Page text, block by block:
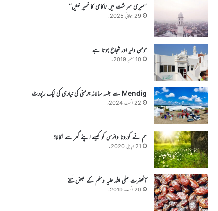
’’میری سر شت میں ناکامی کا خمیر نہیں‘‘
29 جولائی 2025ء
مومن دلیر اور شجاع ہوتا ہے
10 ستمبر 2019ء
Mendig سے جلسہ سالانہ جرمنی کی تیاری کی ایک رپورٹ
22 اگست 2024ء
ہم نے کورونا وائرس کو کیسے اپنے گھر سے نکالا؟
21 اپریل 2020ء
آنحضرت صلی اللہ علیہ وسلم کے بعض نسخے
20 اگست 2019ء